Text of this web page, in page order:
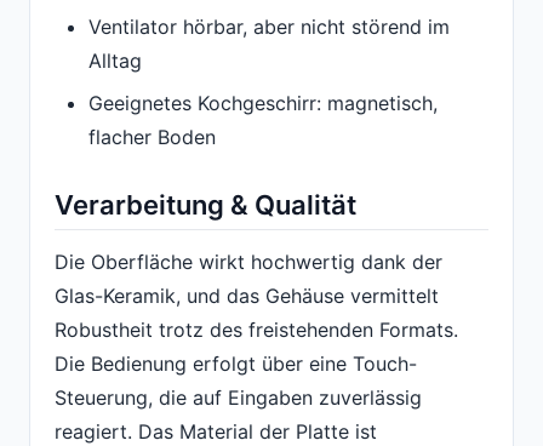
Ventilator hörbar, aber nicht störend im
Alltag
Geeignetes Kochgeschirr: magnetisch,
flacher Boden
Verarbeitung & Qualität
Die Oberfläche wirkt hochwertig dank der
Glas-Keramik, und das Gehäuse vermittelt
Robustheit trotz des freistehenden Formats.
Die Bedienung erfolgt über eine Touch-
Steuerung, die auf Eingaben zuverlässig
reagiert. Das Material der Platte ist